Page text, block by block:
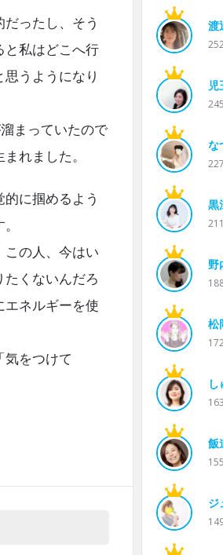
ったし、そう
と私はどこへ行
うようになり
まっていたので
れました。
に掴めるよう
この人、今はい
くないんだろ
エネルギーを使
気をつけて
渡
児
245
な
227
黒
211
野
松
し
163
飯
155
ジ